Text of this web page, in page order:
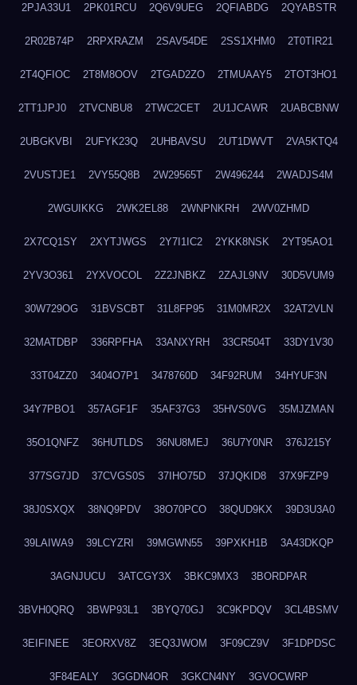
2PJA33U1 2PK01RCU 2Q6V9UEG 2QFIABDG 2QYABSTR
2R02B74P 2RPXRAZM 2SAV54DE 2SS1XHM0 2T0TIR21
2T4QFIOC 2T8M8OOV 2TGAD2ZO 2TMUAAY5 2TOT3HO1
2TT1JPJ0 2TVCNBU8 2TWC2CET 2U1JCAWR 2UABCBNW
2UBGKVBI 2UFYK23Q 2UHBAVSU 2UT1DWVT 2VA5KTQ4
2VUSTJE1 2VY55Q8B 2W29565T 2W496244 2WADJS4M
2WGUIKKG 2WK2EL88 2WNPNKRH 2WV0ZHMD
2X7CQ1SY 2XYTJWGS 2Y7I1IC2 2YKK8NSK 2YT95AO1
2YV3O361 2YXVOCOL 2Z2JNBKZ 2ZAJL9NV 30D5VUM9
30W729OG 31BVSCBT 31L8FP95 31M0MR2X 32AT2VLN
32MATDBP 336RPFHA 33ANXYRH 33CR504T 33DY1V30
33T04ZZ0 3404O7P1 3478760D 34F92RUM 34HYUF3N
34Y7PBO1 357AGF1F 35AF37G3 35HVS0VG 35MJZMAN
35O1QNFZ 36HUTLDS 36NU8MEJ 36U7Y0NR 376J215Y
377SG7JD 37CVGS0S 37IHO75D 37JQKID8 37X9FZP9
38J0SXQX 38NQ9PDV 38O70PCO 38QUD9KX 39D3U3A0
39LAIWA9 39LCYZRI 39MGWN55 39PXKH1B 3A43DKQP
3AGNJUCU 3ATCGY3X 3BKC9MX3 3BORDPAR
3BVH0QRQ 3BWP93L1 3BYQ70GJ 3C9KPDQV 3CL4BSMV
3EIFINEE 3EORXV8Z 3EQ3JWOM 3F09CZ9V 3F1DPDSC
3F84EALY 3GGDN4OR 3GKCN4NY 3GVOCWRP